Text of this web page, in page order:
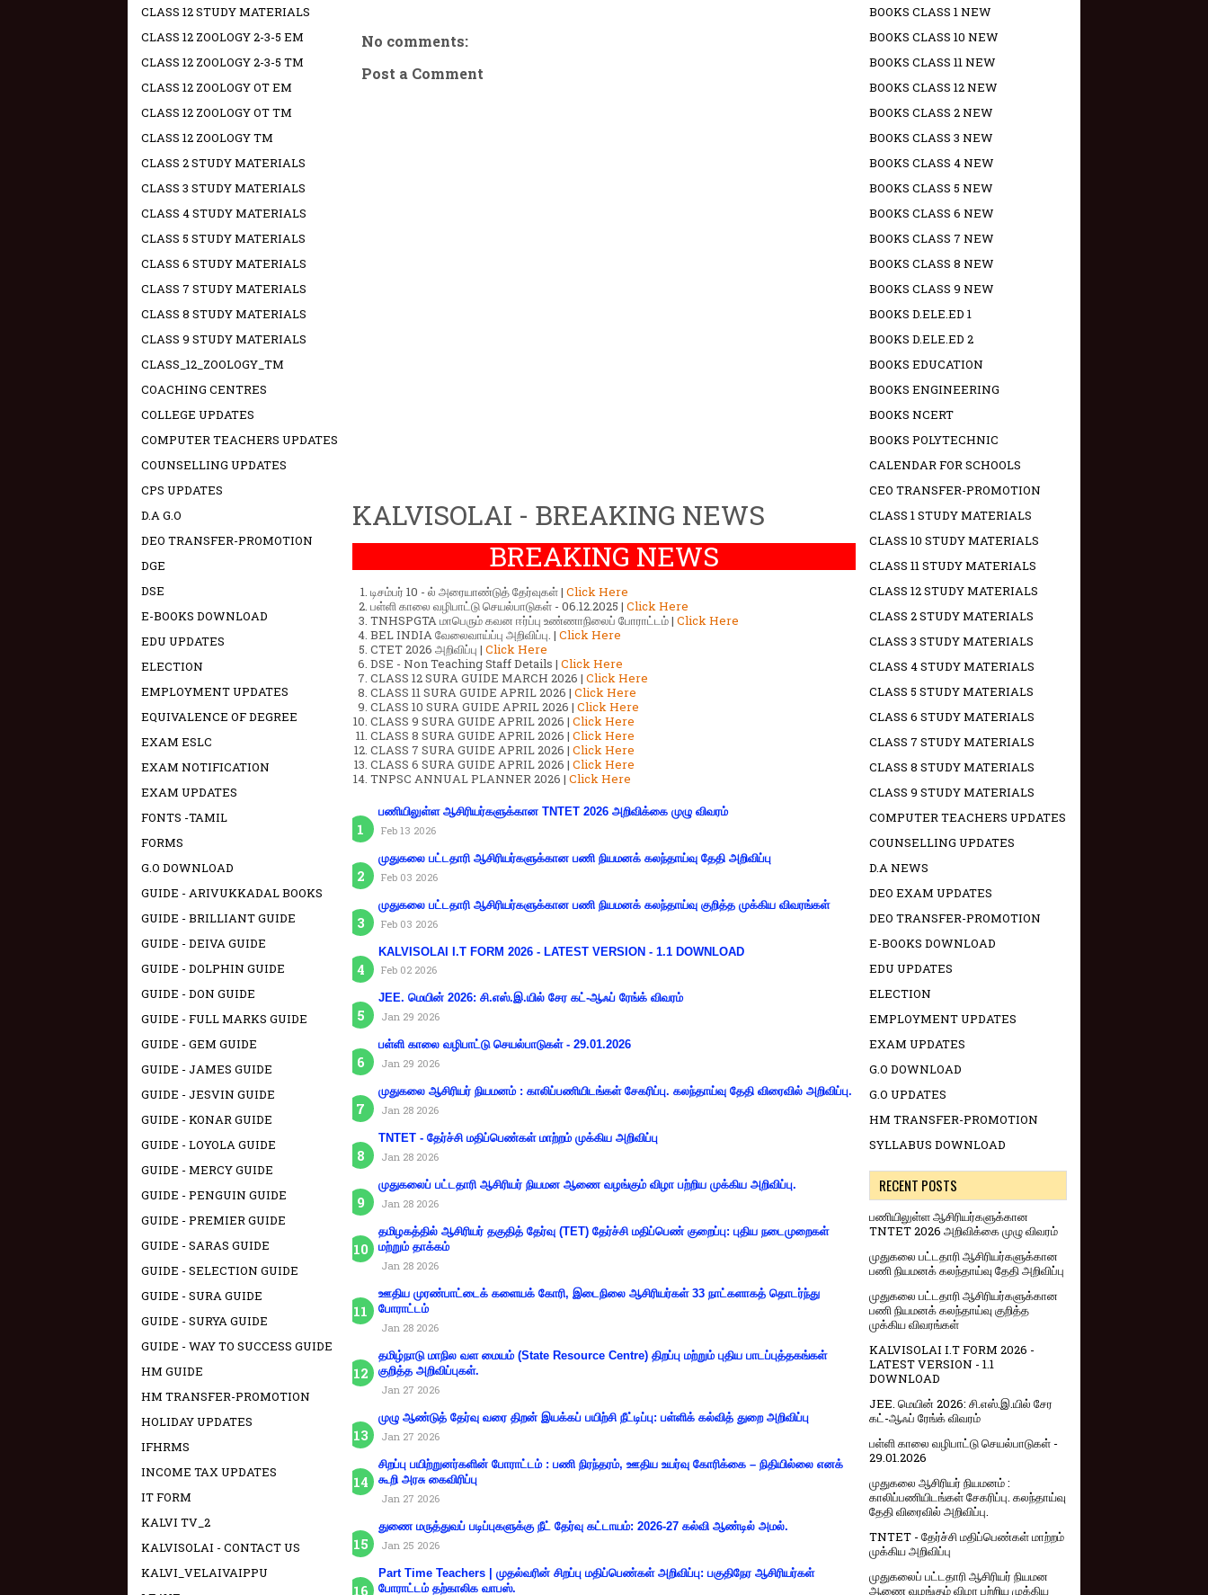
No comments:
Post a Comment
KALVISOLAI - BREAKING NEWS
BREAKING NEWS
டிசம்பர் 10 - ல் அரையாண்டுத் தேர்வுகள் | Click Here
பள்ளி காலை வழிபாட்டு செயல்பாடுகள் - 06.12.2025 | Click Here
TNHSPGTA மாபெரும் கவன ஈர்ப்பு உண்ணாநிலைப் போராட்டம் | Click Here
BEL INDIA வேலைவாய்ப்பு அறிவிப்பு. | Click Here
CTET 2026 அறிவிப்பு | Click Here
DSE - Non Teaching Staff Details | Click Here
CLASS 12 SURA GUIDE MARCH 2026 | Click Here
CLASS 11 SURA GUIDE APRIL 2026 | Click Here
CLASS 10 SURA GUIDE APRIL 2026 | Click Here
CLASS 9 SURA GUIDE APRIL 2026 | Click Here
CLASS 8 SURA GUIDE APRIL 2026 | Click Here
CLASS 7 SURA GUIDE APRIL 2026 | Click Here
CLASS 6 SURA GUIDE APRIL 2026 | Click Here
TNPSC ANNUAL PLANNER 2026 | Click Here
பணியிலுள்ள ஆசிரியர்களுக்கான TNTET 2026 அறிவிக்கை முழு விவரம்
Feb 13 2026
முதுகலை பட்டதாரி ஆசிரியர்களுக்கான பணி நியமனக் கலந்தாய்வு தேதி அறிவிப்பு
Feb 03 2026
முதுகலை பட்டதாரி ஆசிரியர்களுக்கான பணி நியமனக் கலந்தாய்வு குறித்த முக்கிய விவரங்கள்
Feb 03 2026
KALVISOLAI I.T FORM 2026 - LATEST VERSION - 1.1 DOWNLOAD
Feb 02 2026
JEE. மெயின் 2026: சி.எஸ்.இ.யில் சேர கட்-ஆஃப் ரேங்க் விவரம்
Jan 29 2026
பள்ளி காலை வழிபாட்டு செயல்பாடுகள் - 29.01.2026
Jan 29 2026
முதுகலை ஆசிரியர் நியமனம் : காலிப்பணியிடங்கள் சேகரிப்பு. கலந்தாய்வு தேதி விரைவில் அறிவிப்பு.
Jan 28 2026
TNTET - தேர்ச்சி மதிப்பெண்கள் மாற்றம் முக்கிய அறிவிப்பு
Jan 28 2026
முதுகலைப் பட்டதாரி ஆசிரியர் நியமன ஆணை வழங்கும் விழா பற்றிய முக்கிய அறிவிப்பு.
Jan 28 2026
தமிழகத்தில் ஆசிரியர் தகுதித் தேர்வு (TET) தேர்ச்சி மதிப்பெண் குறைப்பு: புதிய நடைமுறைகள்
மற்றும் தாக்கம்
Jan 28 2026
ஊதிய முரண்பாட்டைக் களையக் கோரி, இடைநிலை ஆசிரியர்கள் 33 நாட்களாகத் தொடர்ந்து
போராட்டம்
Jan 28 2026
தமிழ்நாடு மாநில வள மையம் (State Resource Centre) திறப்பு மற்றும் புதிய பாடப்புத்தகங்கள்
குறித்த அறிவிப்புகள்.
Jan 27 2026
முழு ஆண்டுத் தேர்வு வரை திறன் இயக்கப் பயிற்சி நீட்டிப்பு: பள்ளிக் கல்வித் துறை அறிவிப்பு
Jan 27 2026
சிறப்பு பயிற்றுனர்களின் போராட்டம் : பணி நிரந்தரம், ஊதிய உயர்வு கோரிக்கை – நிதியில்லை எனக்
கூறி அரசு கைவிரிப்பு
Jan 27 2026
துணை மருத்துவப் படிப்புகளுக்கு நீட் தேர்வு கட்டாயம்: 2026-27 கல்வி ஆண்டில் அமல்.
Jan 25 2026
Part Time Teachers | முதல்வரின் சிறப்பு மதிப்பெண்கள் அறிவிப்பு: பகுதிநேர ஆசிரியர்கள்
போராட்டம் தற்காலிக வாபஸ்.
CLASS 12 STUDY MATERIALS
CLASS 12 ZOOLOGY 2-3-5 EM
CLASS 12 ZOOLOGY 2-3-5 TM
CLASS 12 ZOOLOGY OT EM
CLASS 12 ZOOLOGY OT TM
CLASS 12 ZOOLOGY TM
CLASS 2 STUDY MATERIALS
CLASS 3 STUDY MATERIALS
CLASS 4 STUDY MATERIALS
CLASS 5 STUDY MATERIALS
CLASS 6 STUDY MATERIALS
CLASS 7 STUDY MATERIALS
CLASS 8 STUDY MATERIALS
CLASS 9 STUDY MATERIALS
CLASS_12_ZOOLOGY_TM
COACHING CENTRES
COLLEGE UPDATES
COMPUTER TEACHERS UPDATES
COUNSELLING UPDATES
CPS UPDATES
D.A G.O
DEO TRANSFER-PROMOTION
DGE
DSE
E-BOOKS DOWNLOAD
EDU UPDATES
ELECTION
EMPLOYMENT UPDATES
EQUIVALENCE OF DEGREE
EXAM ESLC
EXAM NOTIFICATION
EXAM UPDATES
FONTS -TAMIL
FORMS
G.O DOWNLOAD
GUIDE - ARIVUKKADAL BOOKS
GUIDE - BRILLIANT GUIDE
GUIDE - DEIVA GUIDE
GUIDE - DOLPHIN GUIDE
GUIDE - DON GUIDE
GUIDE - FULL MARKS GUIDE
GUIDE - GEM GUIDE
GUIDE - JAMES GUIDE
GUIDE - JESVIN GUIDE
GUIDE - KONAR GUIDE
GUIDE - LOYOLA GUIDE
GUIDE - MERCY GUIDE
GUIDE - PENGUIN GUIDE
GUIDE - PREMIER GUIDE
GUIDE - SARAS GUIDE
GUIDE - SELECTION GUIDE
GUIDE - SURA GUIDE
GUIDE - SURYA GUIDE
GUIDE - WAY TO SUCCESS GUIDE
HM GUIDE
HM TRANSFER-PROMOTION
HOLIDAY UPDATES
IFHRMS
INCOME TAX UPDATES
IT FORM
KALVI TV_2
KALVISOLAI - CONTACT US
KALVI_VELAIVAIPPU
BOOKS CLASS 1 NEW
BOOKS CLASS 10 NEW
BOOKS CLASS 11 NEW
BOOKS CLASS 12 NEW
BOOKS CLASS 2 NEW
BOOKS CLASS 3 NEW
BOOKS CLASS 4 NEW
BOOKS CLASS 5 NEW
BOOKS CLASS 6 NEW
BOOKS CLASS 7 NEW
BOOKS CLASS 8 NEW
BOOKS CLASS 9 NEW
BOOKS D.ELE.ED 1
BOOKS D.ELE.ED 2
BOOKS EDUCATION
BOOKS ENGINEERING
BOOKS NCERT
BOOKS POLYTECHNIC
CALENDAR FOR SCHOOLS
CEO TRANSFER-PROMOTION
CLASS 1 STUDY MATERIALS
CLASS 10 STUDY MATERIALS
CLASS 11 STUDY MATERIALS
CLASS 12 STUDY MATERIALS
CLASS 2 STUDY MATERIALS
CLASS 3 STUDY MATERIALS
CLASS 4 STUDY MATERIALS
CLASS 5 STUDY MATERIALS
CLASS 6 STUDY MATERIALS
CLASS 7 STUDY MATERIALS
CLASS 8 STUDY MATERIALS
CLASS 9 STUDY MATERIALS
COMPUTER TEACHERS UPDATES
COUNSELLING UPDATES
D.A NEWS
DEO EXAM UPDATES
DEO TRANSFER-PROMOTION
E-BOOKS DOWNLOAD
EDU UPDATES
ELECTION
EMPLOYMENT UPDATES
EXAM UPDATES
G.O DOWNLOAD
G.O UPDATES
HM TRANSFER-PROMOTION
SYLLABUS DOWNLOAD
RECENT POSTS
பணியிலுள்ள ஆசிரியர்களுக்கான
TNTET 2026 அறிவிக்கை முழு விவரம்
முதுகலை பட்டதாரி ஆசிரியர்களுக்கான
பணி நியமனக் கலந்தாய்வு தேதி அறிவிப்பு
முதுகலை பட்டதாரி ஆசிரியர்களுக்கான
பணி நியமனக் கலந்தாய்வு குறித்த
முக்கிய விவரங்கள்
KALVISOLAI I.T FORM 2026 -
LATEST VERSION - 1.1
DOWNLOAD
JEE. மெயின் 2026: சி.எஸ்.இ.யில் சேர
கட்-ஆஃப் ரேங்க் விவரம்
பள்ளி காலை வழிபாட்டு செயல்பாடுகள் -
29.01.2026
முதுகலை ஆசிரியர் நியமனம் :
காலிப்பணியிடங்கள் சேகரிப்பு. கலந்தாய்வு
தேதி விரைவில் அறிவிப்பு.
TNTET - தேர்ச்சி மதிப்பெண்கள் மாற்றம்
முக்கிய அறிவிப்பு
முதுகலைப் பட்டதாரி ஆசிரியர் நியமன
ஆணை வழங்கும் விழா பற்றிய முக்கிய